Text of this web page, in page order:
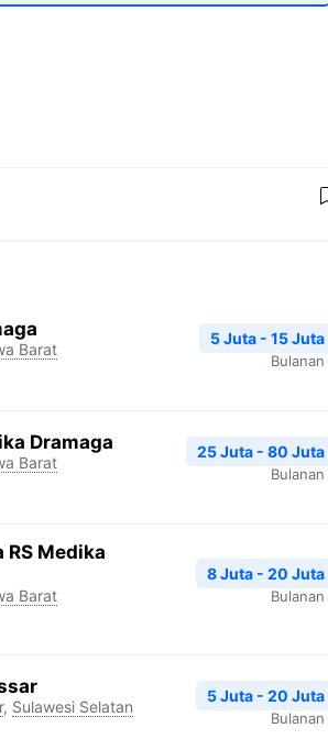
Barat
5 Juta - 15 Juta
Bulanan
Dramaga
Barat
25 Juta - 80 Juta
Bulanan
Medika
Barat
8 Juta - 20 Juta
Bulanan
, Sulawesi Selatan
5 Juta - 20 Juta
Bulanan